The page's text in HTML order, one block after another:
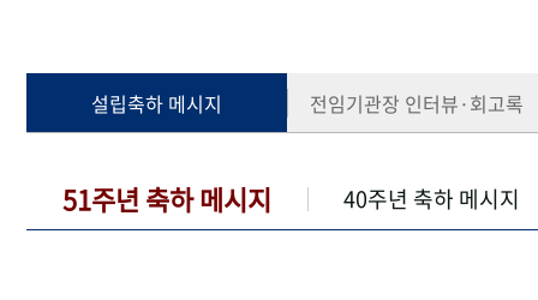
설립축하 메시지 전임기관장 인터뷰·회고록
51주년 축하 메시지 40주년 축하 메시지